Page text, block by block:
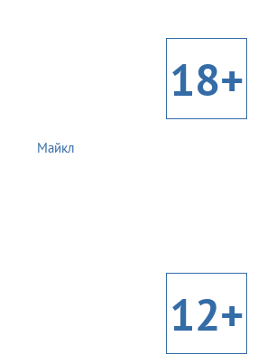
18+
Майкл
12+